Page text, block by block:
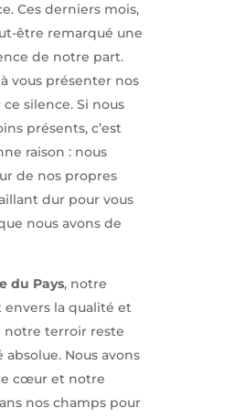
Ces derniers mois,
être remarqué une
de notre part.
vous présenter nos
silence. Si nous
présents, c’est
raison : nous
de nos propres
dur pour vous
nous avons de
du Pays, notre
la qualité et
notre terroir reste
Nous avons
cœur et notre
nos champs pour